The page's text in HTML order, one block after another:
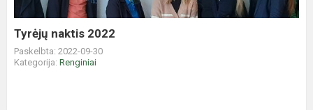
Tyrėjų naktis 2022
Paskelbta: 2022-09-30
Kategorija: Renginiai